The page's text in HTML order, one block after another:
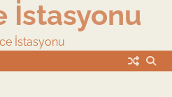
İstasyonu
İstasyonu